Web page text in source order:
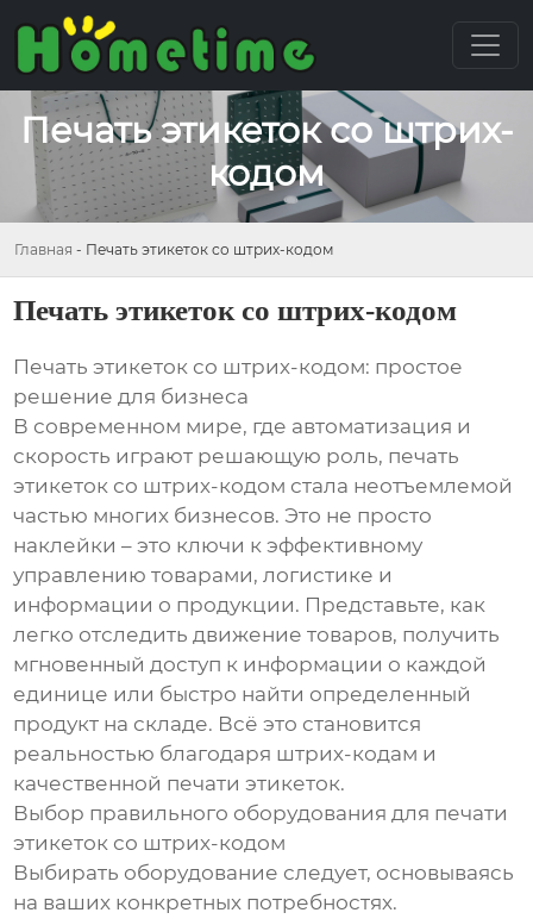
Печать этикеток со штрих-
кодом
Главная - Печать этикеток со штрих-кодом
Печать этикеток со штрих-кодом
Печать этикеток со штрих-кодом: простое
решение для бизнеса
В современном мире, где автоматизация и
скорость играют решающую роль, печать
этикеток со штрих-кодом стала неотъемлемой
частью многих бизнесов. Это не просто
наклейки – это ключи к эффективному
управлению товарами, логистике и
информации о продукции. Представьте, как
легко отследить движение товаров, получить
мгновенный доступ к информации о каждой
единице или быстро найти определенный
продукт на складе. Всё это становится
реальностью благодаря штрих-кодам и
качественной печати этикеток.
Выбор правильного оборудования для печати
этикеток со штрих-кодом
Выбирать оборудование следует, основываясь
на ваших конкретных потребностях.